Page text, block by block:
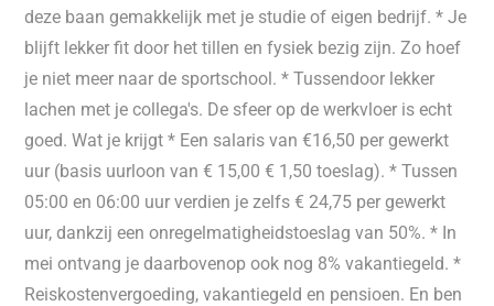
deze baan gemakkelijk met je studie of eigen bedrijf. * Je
blijft lekker fit door het tillen en fysiek bezig zijn. Zo hoef
je niet meer naar de sportschool. * Tussendoor lekker
lachen met je collega's. De sfeer op de werkvloer is echt
goed. Wat je krijgt * Een salaris van €16,50 per gewerkt
uur (basis uurloon van € 15,00 € 1,50 toeslag). * Tussen
05:00 en 06:00 uur verdien je zelfs € 24,75 per gewerkt
uur, dankzij een onregelmatigheidstoeslag van 50%. * In
mei ontvang je daarbovenop ook nog 8% vakantiegeld. *
Reiskostenvergoeding, vakantiegeld en pensioen. En ben